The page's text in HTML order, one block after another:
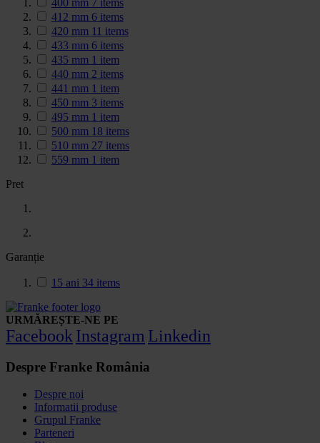
412 mm 6 items
420 mm 11 items
433 mm 6 items
435 mm 1 item
440 mm 2 items
441 mm 1 item
450 mm 3 items
495 mm 1 item
500 mm 18 items
510 mm 27 items
559 mm 1 item
Pret
Garanție
15 ani 34 items
URMĂREȘTE-NE PE
Facebook Instagram Linkedin
Despre Franke România
Despre noi
Informatii produse
Grupul Franke
Parteneri